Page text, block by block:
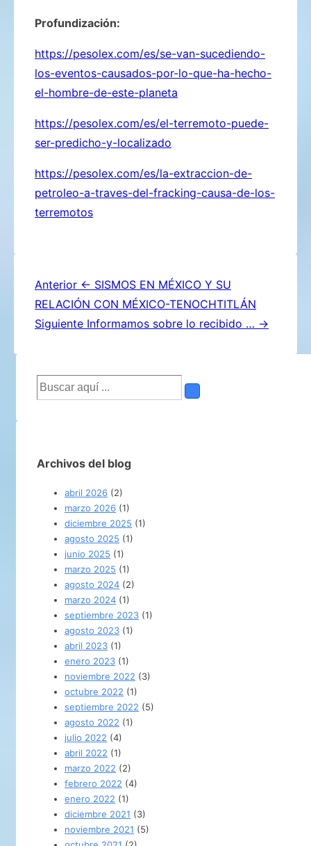
Profundización:
https://pesolex.com/es/se-van-sucediendo-
los-eventos-causados-por-lo-que-ha-hecho-
el-hombre-de-este-planeta
https://pesolex.com/es/el-terremoto-puede-
ser-predicho-y-localizado
https://pesolex.com/es/la-extraccion-de-
petroleo-a-traves-del-fracking-causa-de-los-
terremotos
Navegación
de
entradas
Anterior ← SISMOS EN MÉXICO Y SU
RELACIÓN CON MÉXICO-TENOCHTITLÁN
Siguiente Informamos sobre lo recibido … →
Buscar
por:
Archivos del blog
abril 2026 (2)
marzo 2026 (1)
diciembre 2025 (1)
agosto 2025 (1)
junio 2025 (1)
marzo 2025 (1)
agosto 2024 (2)
marzo 2024 (1)
septiembre 2023 (1)
agosto 2023 (1)
abril 2023 (1)
enero 2023 (1)
noviembre 2022 (3)
octubre 2022 (1)
septiembre 2022 (5)
agosto 2022 (1)
julio 2022 (4)
abril 2022 (1)
marzo 2022 (2)
febrero 2022 (4)
enero 2022 (1)
diciembre 2021 (3)
noviembre 2021 (5)